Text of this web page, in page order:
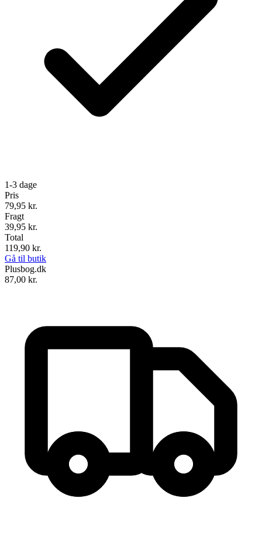
1-3 dage
Pris
79,95 kr.
Fragt
39,95 kr.
Total
119,90 kr.
Gå til butik
Plusbog.dk
87,00 kr.